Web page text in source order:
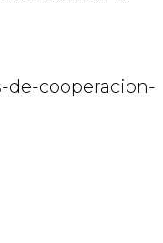
de-cooperacion-